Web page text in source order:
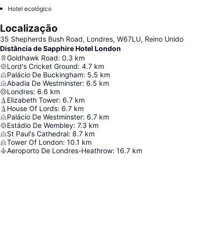
Hotel ecológico
Localização
35 Shepherds Bush Road, Londres, W67LU, Reino Unido
Distância de Sapphire Hotel London
Goldhawk Road: 0.3 km
Lord's Cricket Ground: 4.7 km
Palácio De Buckingham: 5.5 km
Abadia De Westminster: 6.5 km
Londres: 6.6 km
Elizabeth Tower: 6.7 km
House Of Lords: 6.7 km
Palácio De Westminster: 6.7 km
Estádio De Wembley: 7.3 km
St Paul's Cathedral: 8.7 km
Tower Of London: 10.1 km
Aeroporto De Londres-Heathrow: 16.7 km